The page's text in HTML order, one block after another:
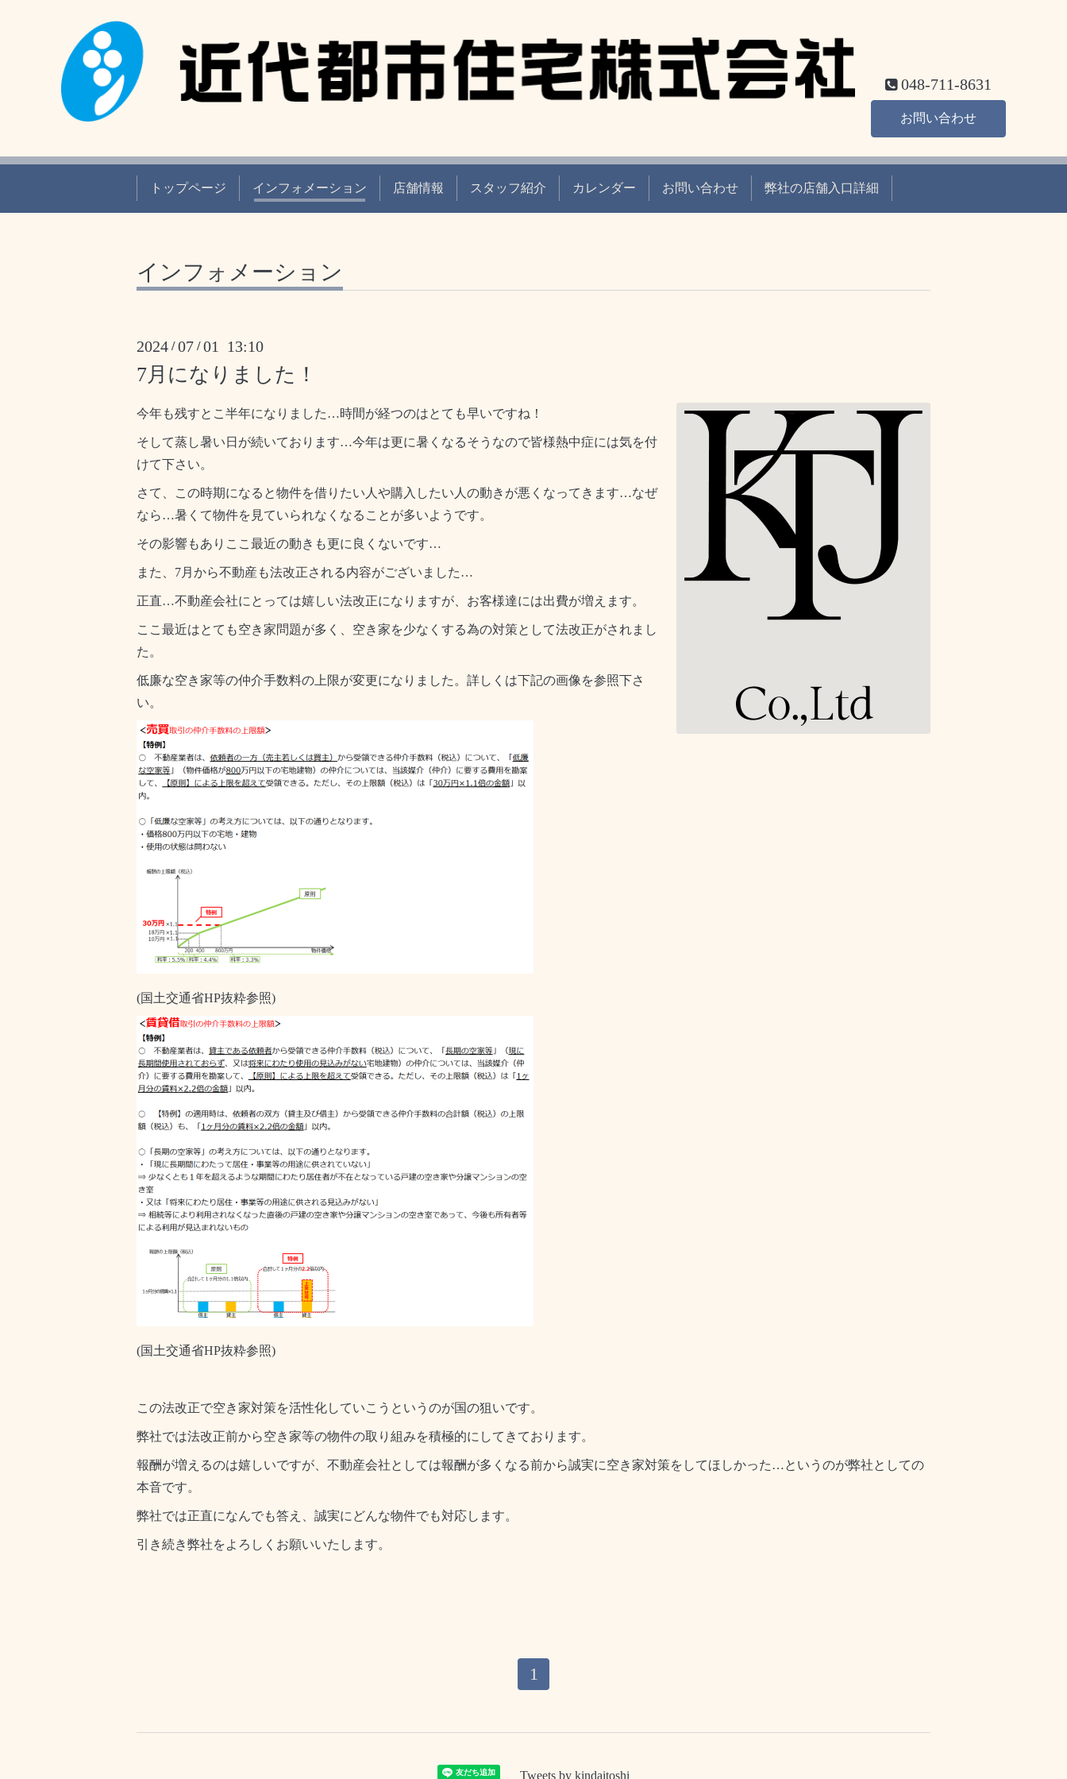
048-711-8631
お問い合わせ
トップページ インフォメーション 店舗情報 スタッフ紹介 カレンダー お問い合わせ 弊社の店舗入口詳細
インフォメーション
2024 /07 /01 13:10
7月になりました！
今年も残すとこ半年になりました…時間が経つのはとても早いですね！
そして蒸し暑い日が続いております…今年は更に暑くなるそうなので皆様熱中症には気を付
けて下さい。
さて、この時期になると物件を借りたい人や購入したい人の動きが悪くなってきます…なぜ
なら…暑くて物件を見ていられなくなることが多いようです。
その影響もありここ最近の動きも更に良くないです…
また、7月から不動産も法改正される内容がございました…
正直…不動産会社にとっては嬉しい法改正になりますが、お客様達には出費が増えます。
ここ最近はとても空き家問題が多く、空き家を少なくする為の対策として法改正がされまし
た。
低廉な空き家等の仲介手数料の上限が変更になりました。詳しくは下記の画像を参照下さ
い。
(国土交通省HP抜粋参照)
(国土交通省HP抜粋参照)
この法改正で空き家対策を活性化していこうというのが国の狙いです。
弊社では法改正前から空き家等の物件の取り組みを積極的にしてきております。
報酬が増えるのは嬉しいですが、不動産会社としては報酬が多くなる前から誠実に空き家対策をしてほしかった…というのが弊社としての
本音です。
弊社では正直になんでも答え、誠実にどんな物件でも対応します。
引き続き弊社をよろしくお願いいたします。
1
Tweets by kindaitoshi